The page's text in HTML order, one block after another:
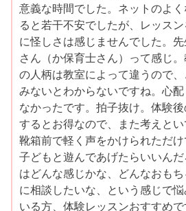
意義な時間でした。ネットのよ
ると若干不安でしたが、レッス
に怪しさは感じませんでした。
さん（か保育士さん）って感じ
の人柄は教室によって違うので
みないとわからないですね。心
なかったです。拍子抜け。体験
するとお得なので、また考えと
靴箱前で軽く声をかけられただ
子どもと遊んであげたらいいん
はどんな感じかな、どんなおも
に相談したいな、という感じで
いる方、体験レッスンおすすめで